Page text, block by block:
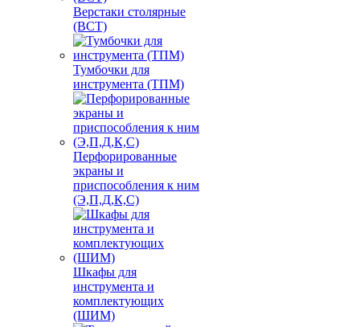
Верстаки столярные
(ВСТ)
Тумбочки для
инструмента (ТПМ)
Перфорированные
экраны и
приспособления к ним
(Э,П,Д,К,С)
Шкафы для
инструмента и
комплектующих
(ШИМ)